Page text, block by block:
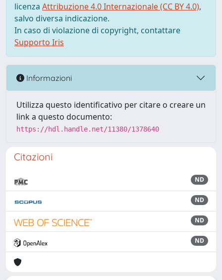
licenza Attribuzione 4.0 Internazionale (CC BY 4.0),
salvo diversa indicazione.
In caso di violazione di copyright, contattare
Supporto Iris
Informazioni
Utilizza questo identificativo per citare o creare un
link a questo documento:
https://hdl.handle.net/11380/1378640
Citazioni
ND
ND
ND
ND